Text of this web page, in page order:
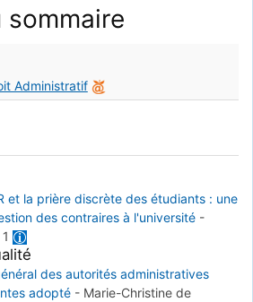
sommaire
Administratif
et la prière discrète des étudiants : une
des contraires à l'université -
des autorités administratives
adopté - Marie-Christine de